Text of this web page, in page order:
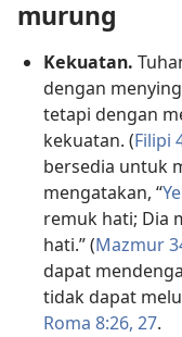
murung
Kekuatan.
dengan
tetapi dengan
kekuatan. (Filipi
bersedia untuk
mengatakan, “
remuk hati; Dia
hati.” (Mazmur
dapat
tidak dapat
Roma 8:26, 27.